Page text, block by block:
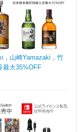
，山崎Yamazaki，竹
最大35%OFF